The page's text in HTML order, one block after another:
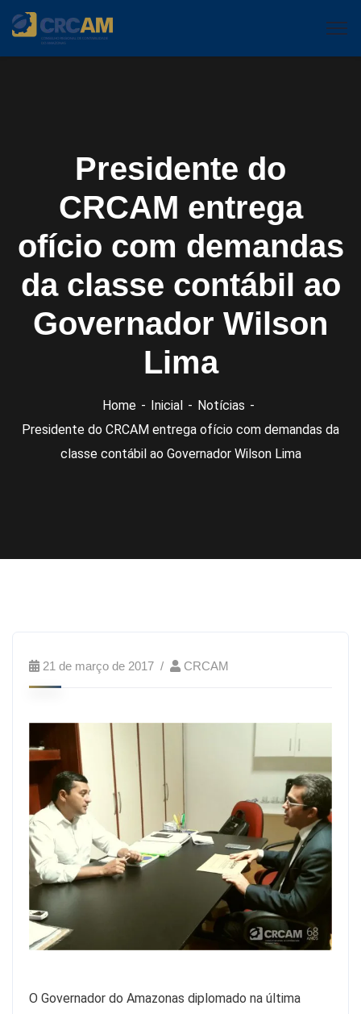
Presidente do
CRCAM entrega
ofício com demandas
da classe contábil ao
Governador Wilson
Lima
Home Inicial
Notícias
Presidente do CRCAM entrega ofício com demandas da
classe contábil ao Governador Wilson Lima
21 de março de 2017 CRCAM
O Governador do Amazonas diplomado na última